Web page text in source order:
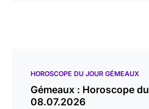
HOROSCOPE DU JOUR GÉMEAUX
Gémeaux : Horoscope du
08.07.2026